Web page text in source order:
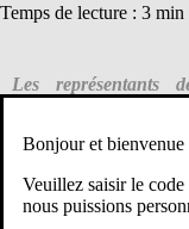
Temps de lecture : 3 min
Les représentants
responsabilités et
Bonjour et
Veuillez saisir le
nous puissions